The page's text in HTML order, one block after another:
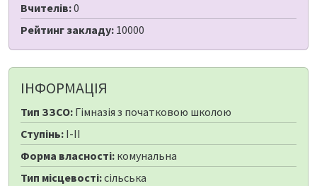
Вчителів:0
Рейтинг закладу: 10000
ІНФОРМАЦІЯ
Тип ЗЗСО: Гімназія з початковою школою
Ступінь: I-II
Форма власності: комунальна
Тип місцевості:сільська